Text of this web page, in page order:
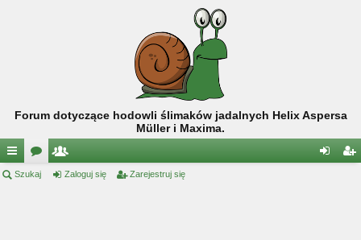
Forum dotyczące hodowli ślimaków jadalnych Helix Aspersa
Müller i Maxima.
ię or ży
Szukaj Zaloguj się Zarejestruj się